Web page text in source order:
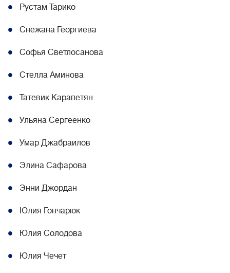
Рустам Тарико
Снежана Георгиева
Софья Светлосанова
Стелла Аминова
Татевик Карапетян
Ульяна Сергеенко
Умар Джабраилов
Элина Сафарова
Энни Джордан
Юлия Гончарюк
Юлия Солодова
Юлия Чечет